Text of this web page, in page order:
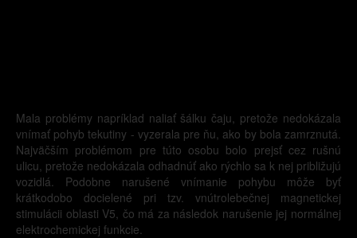
Mala problémy napríklad naliať šálku čaju, pretože nedokázala
vnímať pohyb tekutiny - vyzerala pre ňu, ako by bola zamrznutá.
Najväčším problémom pre túto osobu bolo prejsť cez rušnú
ulicu, pretože nedokázala odhadnúť ako rýchlo sa k nej približujú
vozidlá. Podobne narušené vnímanie pohybu môže byť
krátkodobo docielené pri tzv. vnútrolebečnej magnetickej
stimulácii oblasti V5, čo má za následok narušenie jej normálnej
elektrochemickej funkcie.